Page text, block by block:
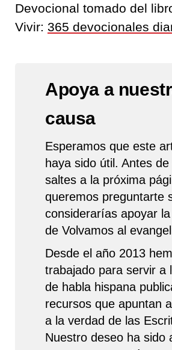
Devocional tomado del
Vivir: 365 devocionales
Apoya a
causa
Esperamos que este
haya sido útil. Antes de
saltes a la próxima
queremos preguntarte
considerarías apoyar
de Volvamos al
Desde el año 2013
trabajado para servir a
de habla hispana
recursos que apuntan
a la verdad de las
Nuestro deseo ha sido